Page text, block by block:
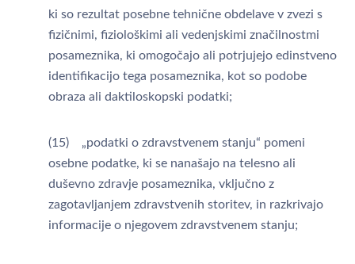
ki so rezultat posebne tehnične obdelave v zvezi s
fizičnimi, fiziološkimi ali vedenjskimi značilnostmi
posameznika, ki omogočajo ali potrjujejo edinstveno
identifikacijo tega posameznika, kot so podobe
obraza ali daktiloskopski podatki;
(15) „podatki o zdravstvenem stanju“ pomeni
osebne podatke, ki se nanašajo na telesno ali
duševno zdravje posameznika, vključno z
zagotavljanjem zdravstvenih storitev, in razkrivajo
informacije o njegovem zdravstvenem stanju;